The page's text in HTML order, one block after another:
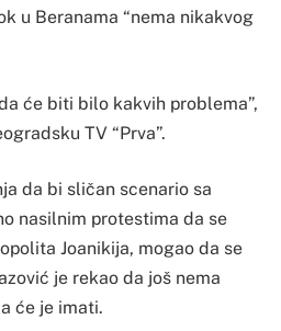
u Beranama “nema nikakvog
će biti bilo kakvih problema”,
TV “Prva”.
da bi sličan scenario sa
nasilnim protestima da se
Joanikija, mogao da se
je rekao da još nema
će je imati.